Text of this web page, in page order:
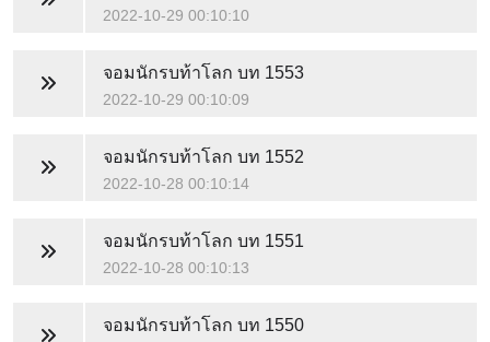
2022-10-29 00:10:10
จอมนักรบท้าโลก บท 1553
2022-10-29 00:10:09
จอมนักรบท้าโลก บท 1552
2022-10-28 00:10:14
จอมนักรบท้าโลก บท 1551
2022-10-28 00:10:13
จอมนักรบท้าโลก บท 1550